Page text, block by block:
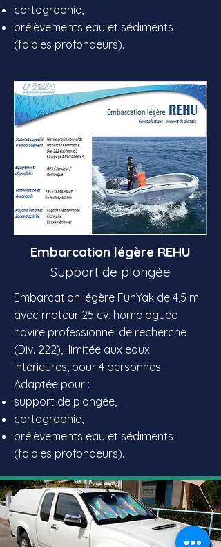
cartographie,
prélèvements eau et sédiments
(faibles profondeurs).
Embarcation légère REHU
Support de plongée
Embarcation légère FunYak de 4,5 m
avec moteur 25 cv, homologuée
navire professionnel de recherche
(Div. 222), limitée aux eaux
intérieures, pour 4 personnes.
Adaptée pour :
support de plongée,
cartographie,
prélèvements eau et sédiments
(faibles profondeurs).